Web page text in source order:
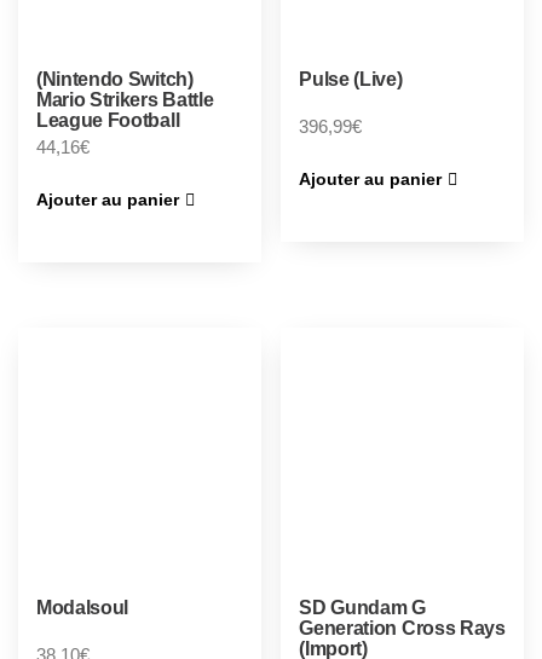
(Nintendo Switch)
Mario Strikers Battle
League Football
44,16€
Ajouter au panier
Pulse (Live)
396,99€
Ajouter au panier
Modalsoul
SD Gundam G
Generation Cross Rays
(Import)